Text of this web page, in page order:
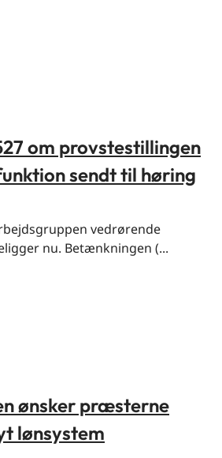
om provstestillingen
sendt til høring
vedrørende
nu. Betænkningen (...
ønsker præsterne
lønsystem